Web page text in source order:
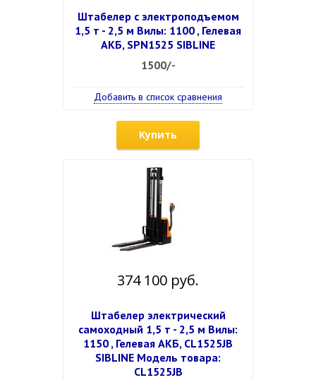
Штабелер с электроподъемом
1,5 т - 2,5 м Вилы: 1100 , Гелевая
АКБ, SPN1525 SIBLINE
1500/-
Добавить в список сравнения
Купить
374 100 руб.
Штабелер электрический
самоходный 1,5 т - 2,5 м Вилы:
1150 , Гелевая АКБ, CL1525JB
SIBLINE Модель товара:
CL1525JB